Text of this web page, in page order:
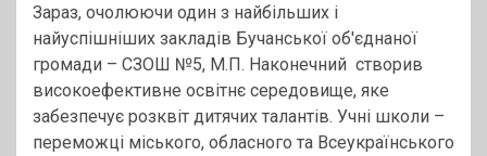
Зараз, очолюючи один з найбільших і
найуспішніших закладів Бучанської об′єднаної
громади – СЗОШ №5, М.П. Наконечний створив
високоефективне освітнє середовище, яке
забезпечує розквіт дитячих талантів. Учні школи –
переможці міського, обласного та Всеукраїнського